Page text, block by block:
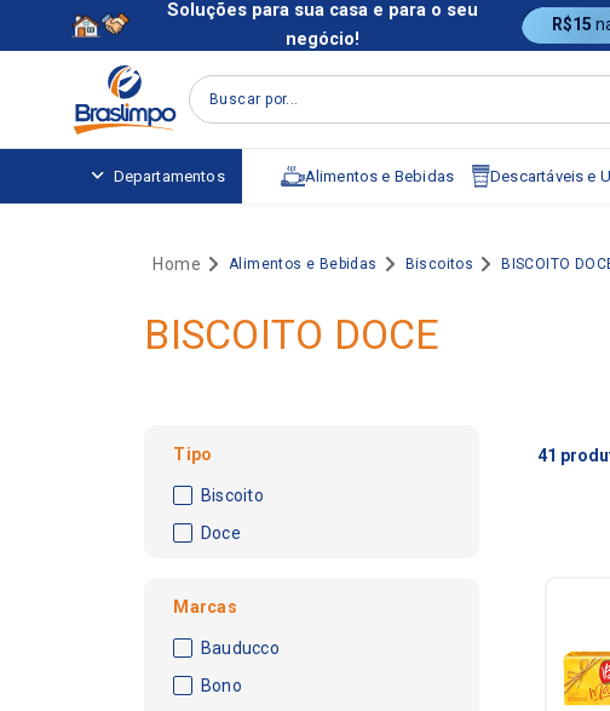
Soluções para sua casa e para o seu
negócio!
R$15
Buscar por...
Departamentos Alimentos e Bebidas Descartáveis e
Alimentos e Bebidas Biscoitos BISCOITO
BISCOITO DOCE
Marcas
Bauducco
Bono
Tipo
Biscoito
Doce
41